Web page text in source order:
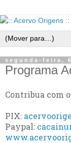
segunda-feira,
Programa
Contribua com
PIX:
Paypal: